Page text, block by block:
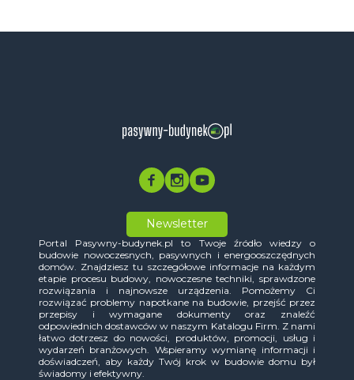
Newsletter
Portal Pasywny-budynek.pl to Twoje źródło wiedzy o
budowie nowoczesnych, pasywnych i energooszczędnych
domów. Znajdziesz tu szczegółowe informacje na każdym
etapie procesu budowy, nowoczesne techniki, sprawdzone
rozwiązania i najnowsze urządzenia. Pomożemy Ci
rozwiązać problemy napotkane na budowie, przejść przez
przepisy i wymagane dokumenty oraz znaleźć
odpowiednich dostawców w naszym Katalogu Firm. Z nami
łatwo dotrzesz do nowości, produktów, promocji, usług i
wydarzeń branżowych. Wspieramy wymianę informacji i
doświadczeń, aby każdy Twój krok w budowie domu był
świadomy i efektywny.